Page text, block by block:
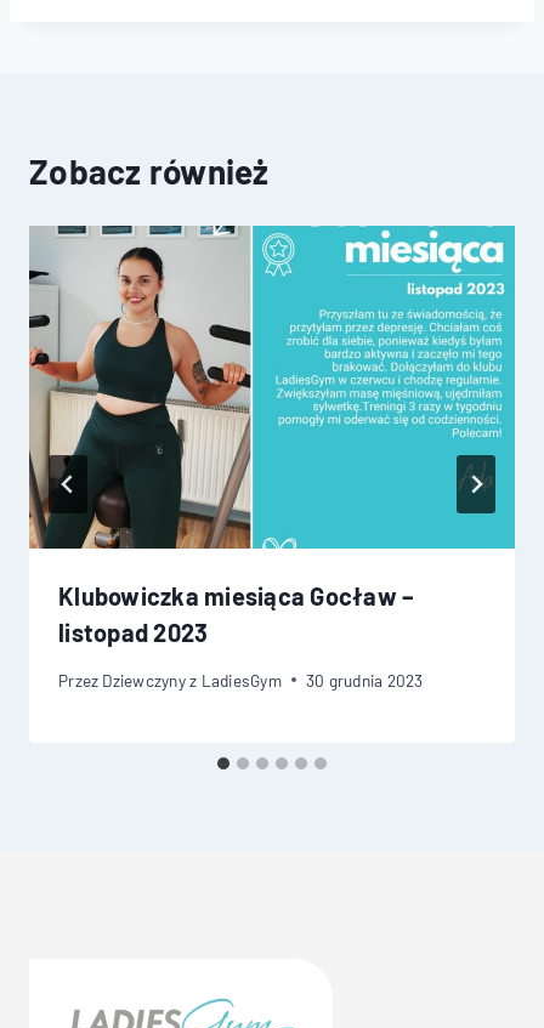
Zobacz również
Klubowiczka miesiąca Gocław –
listopad 2023
Przez Dziewczyny z LadiesGym 30 grudnia 2023